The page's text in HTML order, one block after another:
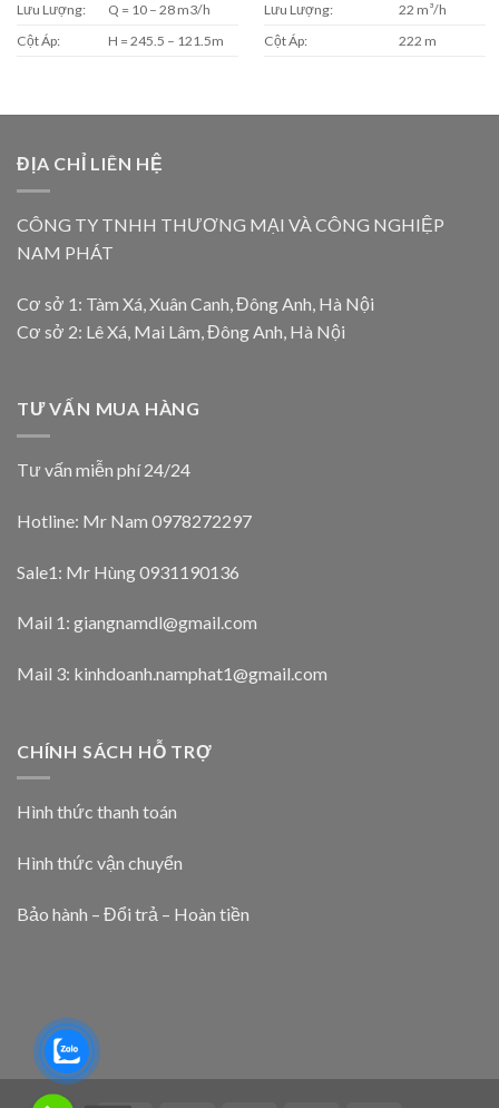
Lưu Lượng:
Q = 10 – 28 m3/h
Cột Áp:
H = 245.5 – 121.5m
Lưu Lượng:
22 m³/h
Cột Áp:
222 m
ĐỊA CHỈ LIÊN HỆ
CÔNG TY TNHH THƯƠNG MẠI VÀ CÔNG NGHIỆP
NAM PHÁT
Cơ sở 1: Tàm Xá, Xuân Canh, Đông Anh, Hà Nội
Cơ sở 2: Lê Xá, Mai Lâm, Đông Anh, Hà Nội
TƯ VẤN MUA HÀNG
Tư vấn miễn phí 24/24
Hotline: Mr Nam 0978272297
Sale1: Mr Hùng 0931190136
Mail 1: giangnamdl@gmail.com
Mail 3: kinhdoanh.namphat1@gmail.com
CHÍNH SÁCH HỖ TRỢ
Hình thức thanh toán
Hình thức vận chuyển
Bảo hành – Đổi trả – Hoàn tiền